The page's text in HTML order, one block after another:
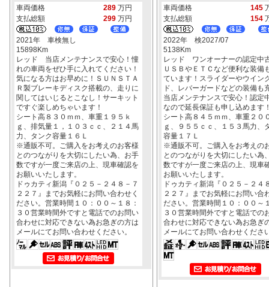
車両価格 289 万円
支払総額
299 万円
2021年 車検無し
15898Km
レッド 当店メンテナンスで安心！憧
れの車両をぜひ手に入れてください！
気になる方はお早めに！ＳＵＮＳＴＡ
Ｒ製ブレーキディスク搭載の、走りに
関してはいじるとこなし！サーキット
ですぐ楽しめちゃいます！
シート高８３０ｍｍ、車重１９５ｋ
ｇ、排気量１，１０３ｃｃ、２１４馬
力、タンク容量１６Ｌ
※通販不可。ご購入をお考えのお客様
とのつながりを大切にしたい為、お手
数ですが一度ご来店の上、現車確認を
お願いいたします。
ドゥカティ新潟『０２５－２４８－７
２２７』までお気軽にお問い合わせく
ださい。営業時間１０：００～１８：
３０営業時間外ですと電話でのお問い
合わせに対応できない為お急ぎの方は
メールにてお問い合わせください。
車両価格 145
支払総額
154
2022年 検2027/07
5138Km
レッド ワンオーナーの認定中
ＵＳＢやＥＴＣなど便利な装備
ています！スライダーやウイン
ド、レバーガードなどの装備も
当店メンテナンスで安心！認定
なので延長保証も申し込めます
シート高８４５ｍｍ、車重２０
ｇ、９５５ｃｃ、１５３馬力、
容量１７Ｌ
※通販不可。ご購入をお考えの
とのつながりを大切にしたい為
数ですが一度ご来店の上、現車
お願いいたします。
ドゥカティ新潟『０２５－２４
２２７』までお気軽にお問い合
ださい。営業時間１０：００～
３０営業時間外ですと電話での
合わせに対応できない為お急ぎ
メールにてお問い合わせくださ